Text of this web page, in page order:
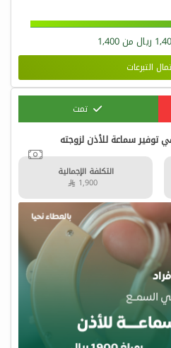
ريال من1,400
التبرعات
تمت
سماعة للأذن لزوجته
التكلفة الإجمالية